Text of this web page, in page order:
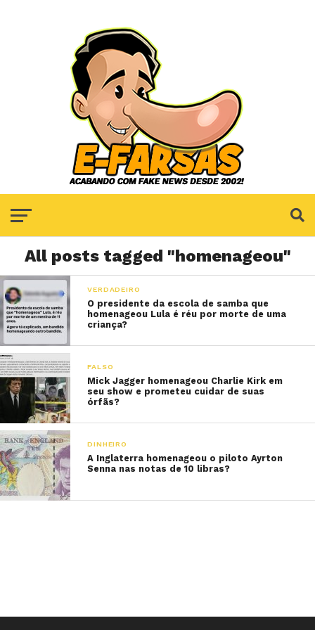
All posts tagged "homenageou"
VERDADEIRO
O presidente da escola de samba que
homenageou Lula é réu por morte de uma
criança?
FALSO
Mick Jagger homenageou Charlie Kirk em
seu show e prometeu cuidar de suas
órfãs?
DINHEIRO
A Inglaterra homenageou o piloto Ayrton
Senna nas notas de 10 libras?